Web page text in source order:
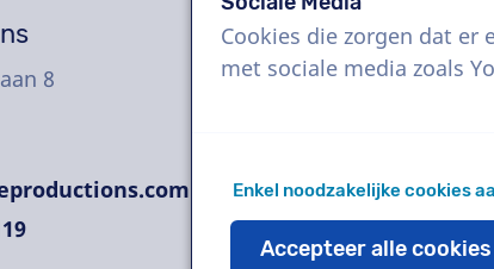
8
Naam
Cookies die zorgen dat er
met sociale media zoals
Enkel noodzakelijke cookies
Accepteer alle cookies